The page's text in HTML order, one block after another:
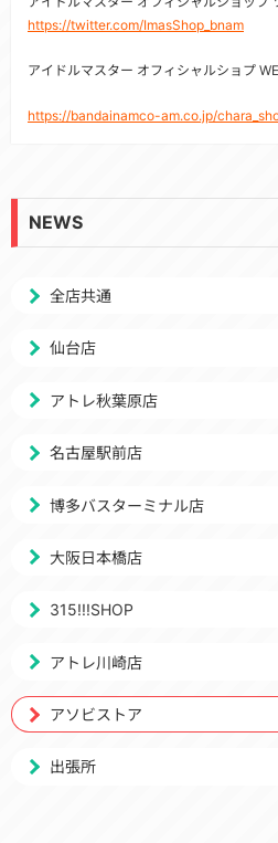
https://twitter.com/ImasShop_bnam
アイドルマスター オフィシャルショプ
https://bandainamco-am.co.jp/
NEWS
全店共通
仙台店
アトレ秋葉原店
名古屋駅前店
博多バスターミナル店
大阪日本橋店
315!!!SHOP
アトレ川崎店
アソビストア
出張所